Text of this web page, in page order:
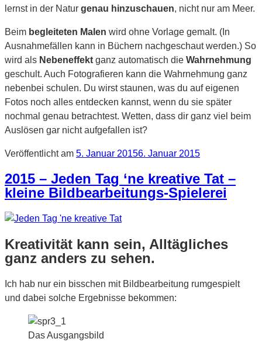
lernst in der Natur genau hinzuschauen, nicht nur am Meer.
Beim begleiteten Malen wird ohne Vorlage gemalt. (In
Ausnahmefällen kann in Büchern nachgeschaut werden.) So
wird als Nebeneffekt ganz automatisch die Wahrnehmung
geschult. Auch Fotografieren kann die Wahrnehmung ganz
nebenbei schulen. Du wirst staunen, was du auf eigenen
Fotos noch alles entdecken kannst, wenn du sie später
nochmal genau betrachtest. Wetten, dass dir ganz viel beim
Auslösen gar nicht aufgefallen ist?
Veröffentlicht am 5. Januar 20156. Januar 2015
2015 – Jeden Tag ‘ne kreative Tat –
kleine Bildbearbeitungs-Spielerei
Kreativität kann sein, Alltägliches
ganz anders zu sehen.
Ich hab nur ein bisschen mit Bildbearbeitung rumgespielt
und dabei solche Ergebnisse bekommen:
Das Ausgangsbild